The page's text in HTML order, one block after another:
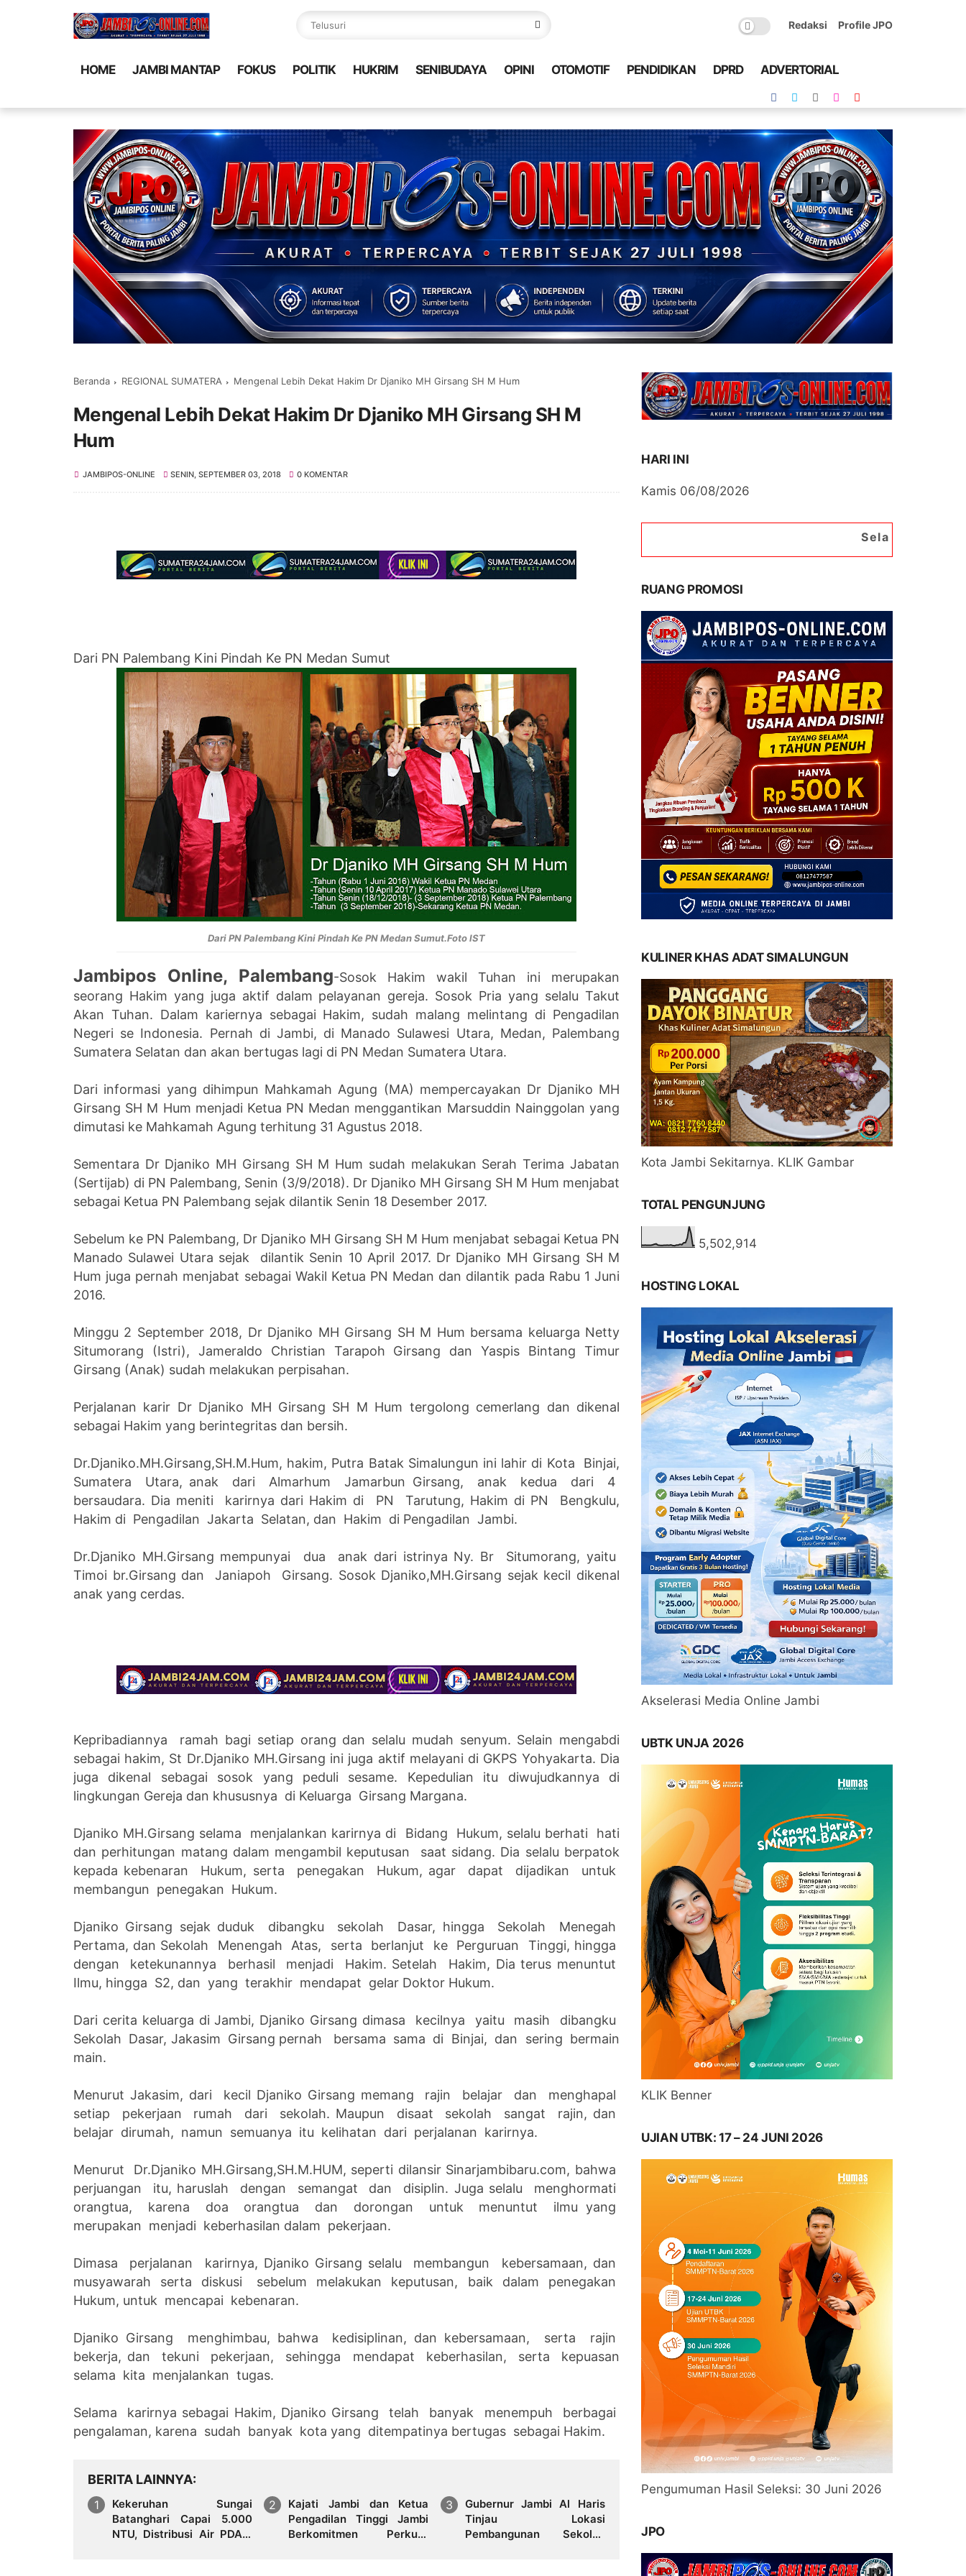
Redaksi Profile JPO
HOME JAMBI MANTAP FOKUS POLITIK HUKRIM SENIBUDAYA OPINI OTOMOTIF PENDIDIKAN DPRD ADVERTORIAL
Beranda REGIONAL SUMATERA Mengenal Lebih Dekat Hakim Dr Djaniko MH Girsang SH M Hum
Mengenal Lebih Dekat Hakim Dr Djaniko MH Girsang SH M
Hum
JAMBIPOS-ONLINE SENIN, SEPTEMBER 03, 2018 0 KOMENTAR
Dari PN Palembang Kini Pindah Ke PN Medan Sumut
Dari PN Palembang Kini Pindah Ke PN Medan Sumut.Foto IST
Jambipos Online, Palembang-Sosok Hakim wakil Tuhan ini merupakan
seorang Hakim yang juga aktif dalam pelayanan gereja. Sosok Pria yang selalu Takut
Akan Tuhan. Dalam kariernya sebagai Hakim, sudah malang melintang di Pengadilan
Negeri se Indonesia. Pernah di Jambi, di Manado Sulawesi Utara, Medan, Palembang
Sumatera Selatan dan akan bertugas lagi di PN Medan Sumatera Utara.
Dari informasi yang dihimpun Mahkamah Agung (MA) mempercayakan Dr Djaniko MH
Girsang SH M Hum menjadi Ketua PN Medan menggantikan Marsuddin Nainggolan yang
dimutasi ke Mahkamah Agung terhitung 31 Agustus 2018.
Sementara Dr Djaniko MH Girsang SH M Hum sudah melakukan Serah Terima Jabatan
(Sertijab) di PN Palembang, Senin (3/9/2018). Dr Djaniko MH Girsang SH M Hum menjabat
sebagai Ketua PN Palembang sejak dilantik Senin 18 Desember 2017.
Sebelum ke PN Palembang, Dr Djaniko MH Girsang SH M Hum menjabat sebagai Ketua PN
Manado Sulawei Utara sejak dilantik Senin 10 April 2017. Dr Djaniko MH Girsang SH M
Hum juga pernah menjabat sebagai Wakil Ketua PN Medan dan dilantik pada Rabu 1 Juni
2016.
Minggu 2 September 2018, Dr Djaniko MH Girsang SH M Hum bersama keluarga Netty
Situmorang (Istri), Jameraldo Christian Tarapoh Girsang dan Yaspis Bintang Timur
Girsang (Anak) sudah melakukan perpisahan.
Perjalanan karir Dr Djaniko MH Girsang SH M Hum tergolong cemerlang dan dikenal
sebagai Hakim yang berintegritas dan bersih.
Dr.Djaniko.MH.Girsang,SH.M.Hum, hakim, Putra Batak Simalungun ini lahir di Kota Binjai,
Sumatera Utara, anak dari Almarhum Jamarbun Girsang, anak kedua dari 4
bersaudara. Dia meniti karirnya dari Hakim di PN Tarutung, Hakim di PN Bengkulu,
Hakim di Pengadilan Jakarta Selatan, dan Hakim di Pengadilan Jambi.
Dr.Djaniko MH.Girsang mempunyai dua anak dari istrinya Ny. Br Situmorang, yaitu
Timoi br.Girsang dan Janiapoh Girsang. Sosok Djaniko,MH.Girsang sejak kecil dikenal
anak yang cerdas.
Kepribadiannya ramah bagi setiap orang dan selalu mudah senyum. Selain mengabdi
sebagai hakim, St Dr.Djaniko MH.Girsang ini juga aktif melayani di GKPS Yohyakarta. Dia
juga dikenal sebagai sosok yang peduli sesame. Kepedulian itu diwujudkannya di
lingkungan Gereja dan khususnya di Keluarga Girsang Margana.
Djaniko MH.Girsang selama menjalankan karirnya di Bidang Hukum, selalu berhati hati
dan perhitungan matang dalam mengambil keputusan saat sidang. Dia selalu berpatok
kepada kebenaran Hukum, serta penegakan Hukum, agar dapat dijadikan untuk
membangun penegakan Hukum.
Djaniko Girsang sejak duduk dibangku sekolah Dasar, hingga Sekolah Menegah
Pertama, dan Sekolah Menengah Atas, serta berlanjut ke Perguruan Tinggi, hingga
dengan ketekunannya berhasil menjadi Hakim. Setelah Hakim, Dia terus menuntut
Ilmu, hingga S2, dan yang terakhir mendapat gelar Doktor Hukum.
Dari cerita keluarga di Jambi, Djaniko Girsang dimasa kecilnya yaitu masih dibangku
Sekolah Dasar, Jakasim Girsang pernah bersama sama di Binjai, dan sering bermain
main.
Menurut Jakasim, dari kecil Djaniko Girsang memang rajin belajar dan menghapal
setiap pekerjaan rumah dari sekolah. Maupun disaat sekolah sangat rajin, dan
belajar dirumah, namun semuanya itu kelihatan dari perjalanan karirnya.
Menurut Dr.Djaniko MH.Girsang,SH.M.HUM, seperti dilansir Sinarjambibaru.com, bahwa
perjuangan itu, haruslah dengan semangat dan disiplin. Juga selalu menghormati
orangtua, karena doa orangtua dan dorongan untuk menuntut ilmu yang
merupakan menjadi keberhasilan dalam pekerjaan.
Dimasa perjalanan karirnya, Djaniko Girsang selalu membangun kebersamaan, dan
musyawarah serta diskusi sebelum melakukan keputusan, baik dalam penegakan
Hukum, untuk mencapai kebenaran.
Djaniko Girsang menghimbau, bahwa kedisiplinan, dan kebersamaan, serta rajin
bekerja, dan tekuni pekerjaan, sehingga mendapat keberhasilan, serta kepuasan
selama kita menjalankan tugas.
Selama karirnya sebagai Hakim, Djaniko Girsang telah banyak menempuh berbagai
pengalaman, karena sudah banyak kota yang ditempatinya bertugas sebagai Hakim.
BERITA LAINNYA
Kekeruhan Sungai
Batanghari Capai 5.000
NTU, Distribusi Air PDAM
Kajati Jambi dan Ketua
Pengadilan Tinggi Jambi
Berkomitmen Perkuat
Gubernur Jambi Al Haris
Tinjau Lokasi
Pembangunan Sekolah
HARI INI
Kamis 06/08/2026
Selamat Datang di Portal
RUANG PROMOSI
KULINER KHAS ADAT SIMALUNGUN
Kota Jambi Sekitarnya. KLIK Gambar
TOTAL PENGUNJUNG
5,502,914
HOSTING LOKAL
Akselerasi Media Online Jambi
UBTK UNJA 2026
KLIK Benner
UJIAN UTBK: 17 – 24 JUNI 2026
Pengumuman Hasil Seleksi: 30 Juni 2026
JPO